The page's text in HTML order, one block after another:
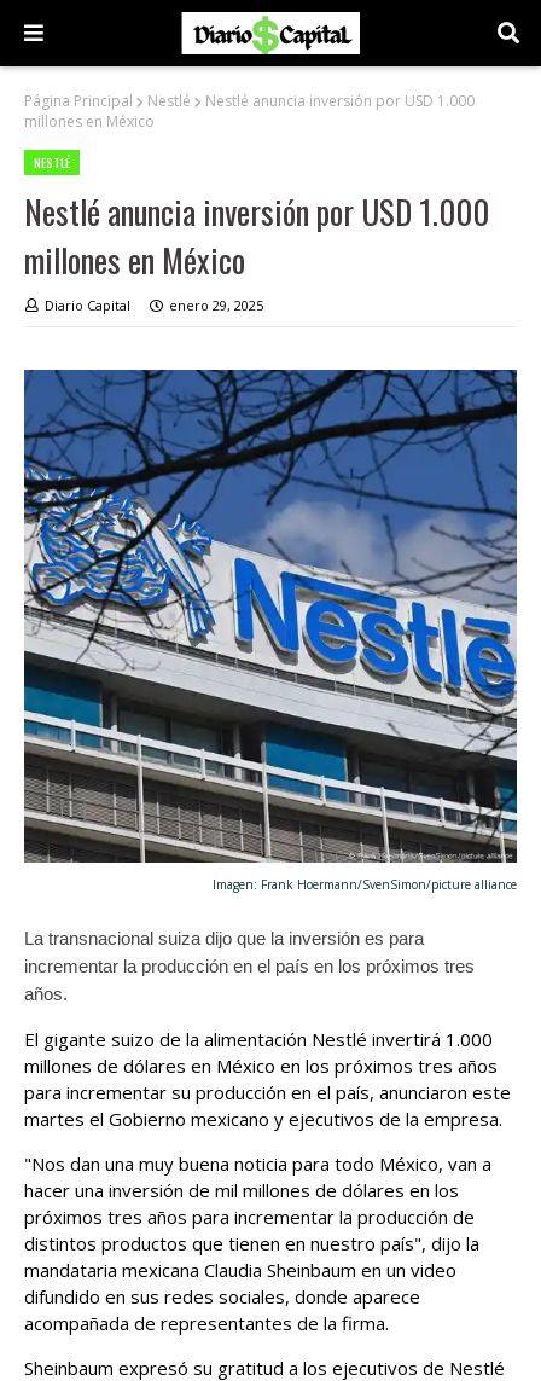
Página Principal Nestlé
Nestlé anuncia inversión por USD 1.000
millones en México
NESTLÉ
Nestlé anuncia inversión por USD 1.000
millones en México
Diario Capital enero 29, 2025
Imagen: Frank Hoermann/SvenSimon/picture alliance
La transnacional suiza dijo que la inversión es para
incrementar la producción en el país en los próximos tres
años.
El gigante suizo de la alimentación Nestlé invertirá 1.000
millones de dólares en México en los próximos tres años
para incrementar su producción en el país, anunciaron este
martes el Gobierno mexicano y ejecutivos de la empresa.
"Nos dan una muy buena noticia para todo México, van a
hacer una inversión de mil millones de dólares en los
próximos tres años para incrementar la producción de
distintos productos que tienen en nuestro país", dijo la
mandataria mexicana Claudia Sheinbaum en un video
difundido en sus redes sociales, donde aparece
acompañada de representantes de la firma.
Sheinbaum expresó su gratitud a los ejecutivos de Nestlé